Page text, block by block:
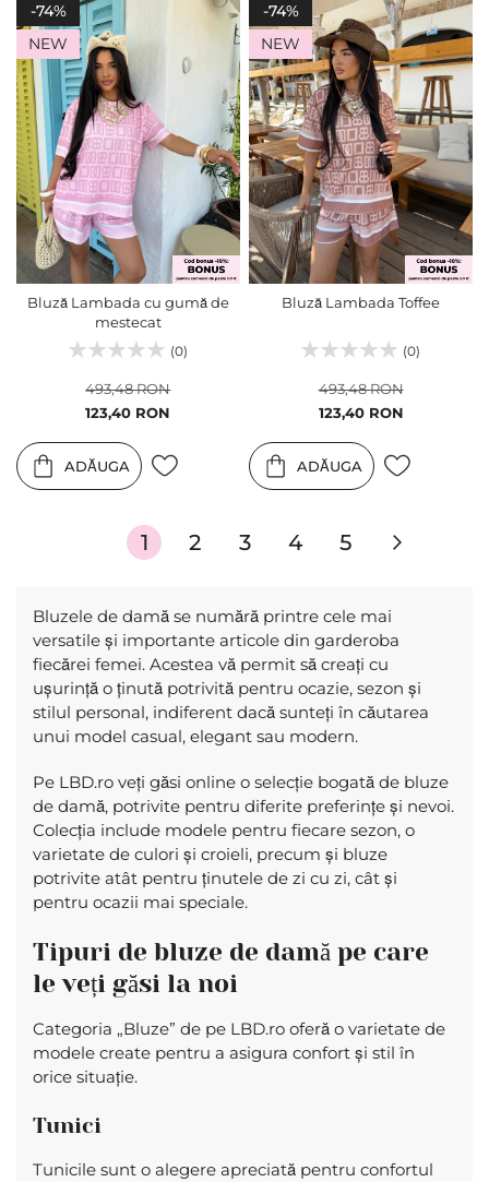
-74%
NEW
Bluză Lambada cu gumă de
mestecat
(0)
Pret
123,40 RON
493,48 RON
ADĂUGA
-74%
NEW
Bluză Lambada Toffee
(0)
Pret
123,40 RON
493,48 RON
ADĂUGA
Pagina în
moment
cititi
pagina
1 Pagina
2 Pagina
3 Pagina
4 Pagina
5
Bluzele de damă se numără printre cele mai
versatile și importante articole din garderoba
fiecărei femei. Acestea vă permit să creați cu
ușurință o ținută potrivită pentru ocazie, sezon și
stilul personal, indiferent dacă sunteți în căutarea
unui model casual, elegant sau modern.
Pe LBD.ro veți găsi online o selecție bogată de bluze
de damă, potrivite pentru diferite preferințe și nevoi.
Colecția include modele pentru fiecare sezon, o
varietate de culori și croieli, precum și bluze
potrivite atât pentru ținutele de zi cu zi, cât și
pentru ocazii mai speciale.
Tipuri de bluze de damă pe care
le veți găsi la noi
Categoria „Bluze” de pe LBD.ro oferă o varietate de
modele create pentru a asigura confort și stil în
orice situație.
Tunici
Tunicile sunt o alegere apreciată pentru confortul